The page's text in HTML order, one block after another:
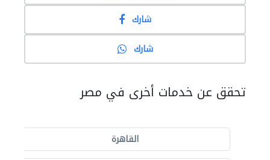
شارك
شارك
تحقق عن خدمات أخرى في مصر
القاهرة